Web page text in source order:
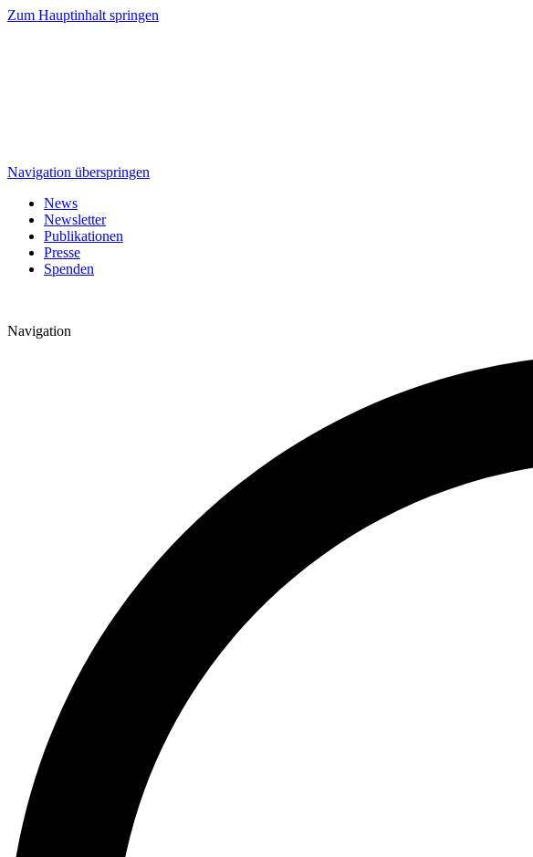
Zum Hauptinhalt springen
Navigation überspringen
News
Newsletter
Publikationen
Presse
Spenden
Navigation